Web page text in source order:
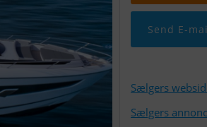
Send E-
Sælgers
Sælgers